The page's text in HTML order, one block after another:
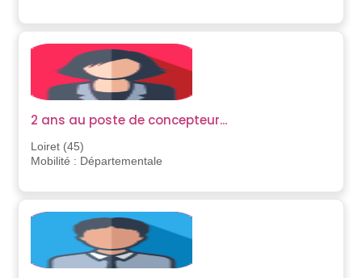
2 ans au poste de concepteur...
Loiret (45)
Mobilité : Départementale